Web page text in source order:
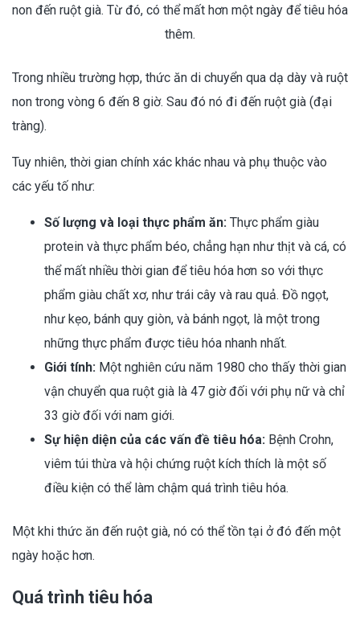
non đến ruột già. Từ đó, có thể mất hơn một ngày để tiêu hóa
thêm.
Trong nhiều trường hợp, thức ăn di chuyển qua dạ dày và ruột
non trong vòng 6 đến 8 giờ. Sau đó nó đi đến ruột già (đại
tràng).
Tuy nhiên, thời gian chính xác khác nhau và phụ thuộc vào
các yếu tố như:
Số lượng và loại thực phẩm ăn: Thực phẩm giàu
protein và thực phẩm béo, chẳng hạn như thịt và cá, có
thể mất nhiều thời gian để tiêu hóa hơn so với thực
phẩm giàu chất xơ, như trái cây và rau quả. Đồ ngọt,
như kẹo, bánh quy giòn, và bánh ngọt, là một trong
những thực phẩm được tiêu hóa nhanh nhất.
Giới tính: Một nghiên cứu năm 1980 cho thấy thời gian
vận chuyển qua ruột già là 47 giờ đối với phụ nữ và chỉ
33 giờ đối với nam giới.
Sự hiện diện của các vấn đề tiêu hóa: Bệnh Crohn,
viêm túi thừa và hội chứng ruột kích thích là một số
điều kiện có thể làm chậm quá trình tiêu hóa.
Một khi thức ăn đến ruột già, nó có thể tồn tại ở đó đến một
ngày hoặc hơn.
Quá trình tiêu hóa